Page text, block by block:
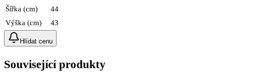
Šířka (cm)
44
Výška (cm)
43
Hlídat cenu
Související produkty